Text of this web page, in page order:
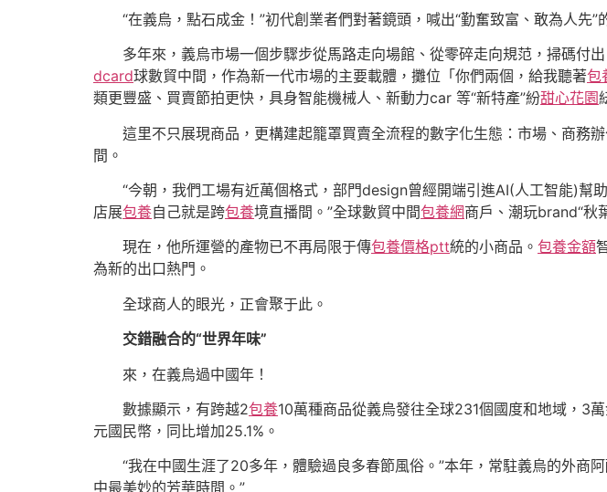
“在義烏，點石成金！”初代創業者們對著鏡頭，喊出“勤奮致富、敢為人先”
多年來，義烏市場一個步驟步從馬路走向場館、從零碎走向規范，掃碼付
dcard球數貿中間，作為新一代市場的主要載體，攤位「你們兩個，給我聽著包
類更豐盛、買賣節拍更快，具身智能機械人、新動力car 等“新特產”紛甜心花園
這里不只展現商品，更構建起籠罩買賣全流程的數字化生態：市場、商務
間。
“今朝，我們工場有近萬個格式，部門design曾經開端引進AI(人工智能)幫
店展包養自己就是跨包養境直播間。”全球數貿中間包養網商戶、潮玩brand“秋
現在，他所運營的產物已不再局限于傳包養價格ptt統的小商品。 包養金額
為新的出口熱門。
全球商人的眼光，正會聚于此。
交錯融合的“世界年味”
來，在義烏過中國年！
數據顯示，有跨越2包養10萬種商品從義烏發往全球231個國度和地域，3
元國民幣，同比增加25.1%。
“我在中國生涯了20多年，體驗過良多春節風俗。”本年，常駐義烏的外商
中最美妙的芳華時間。”